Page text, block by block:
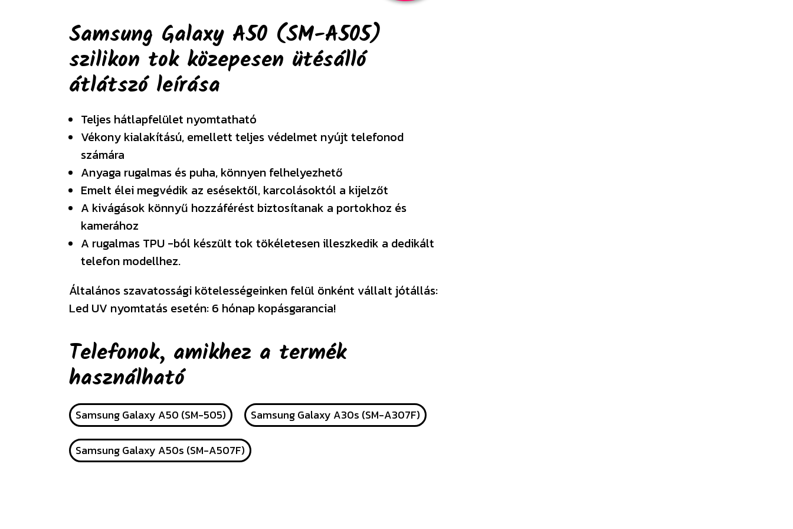
Samsung Galaxy A50 (SM-A505)
szilikon tok közepesen ütésálló
átlátszó leírása
Teljes hátlapfelület nyomtatható
Vékony kialakítású, emellett teljes védelmet nyújt telefonod
számára
Anyaga rugalmas és puha, könnyen felhelyezhető
Emelt élei megvédik az esésektől, karcolásoktól a kijelzőt
A kivágások könnyű hozzáférést biztosítanak a portokhoz és
kamerához
A rugalmas TPU -ból készült tok tökéletesen illeszkedik a dedikált
telefon modellhez.
Általános szavatossági kötelességeinken felül önként vállalt jótállás:
Led UV nyomtatás esetén: 6 hónap kopásgarancia!
Telefonok, amikhez a termék
használható
Samsung Galaxy A50 (SM-505) Samsung Galaxy A30s (SM-A307F)
Samsung Galaxy A50s (SM-A507F)